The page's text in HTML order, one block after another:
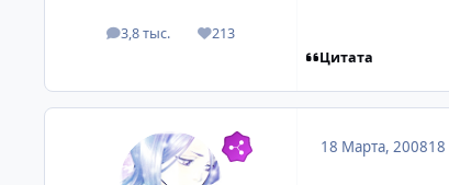
3,8 тыс.
посты 213
Репутация
Цитата
18 Марта, 200818